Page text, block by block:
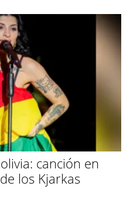
canción en
los Kjarkas